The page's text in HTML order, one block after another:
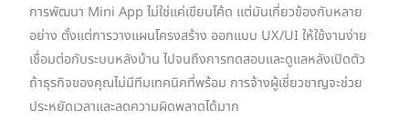
การพัฒนา Mini App ไม่ใช่แค่เขียนโค้ด แต่มันเกี่ยวข้องกับหลาย
อย่าง ตั้งแต่การวางแผนโครงสร้าง ออกแบบ UX/UI ให้ใช้งานง่าย
เชื่อมต่อกับระบบหลังบ้าน ไปจนถึงการทดสอบและดูแลหลังเปิดตัว
ถ้าธุรกิจของคุณไม่มีทีมเทคนิคที่พร้อม การจ้างผู้เชี่ยวชาญจะช่วย
ประหยัดเวลาและลดความผิดพลาดได้มาก